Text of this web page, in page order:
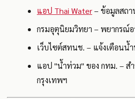
แอป Thai Water– ข้อมูลสถ
กรมอุตุนิยมวิทยา – พยากรณ์
เว็บไซต์สทนช. – แจ้งเตือนน้
แอป "น้ำท่วม" ของ กทม. –
กรุงเทพฯ